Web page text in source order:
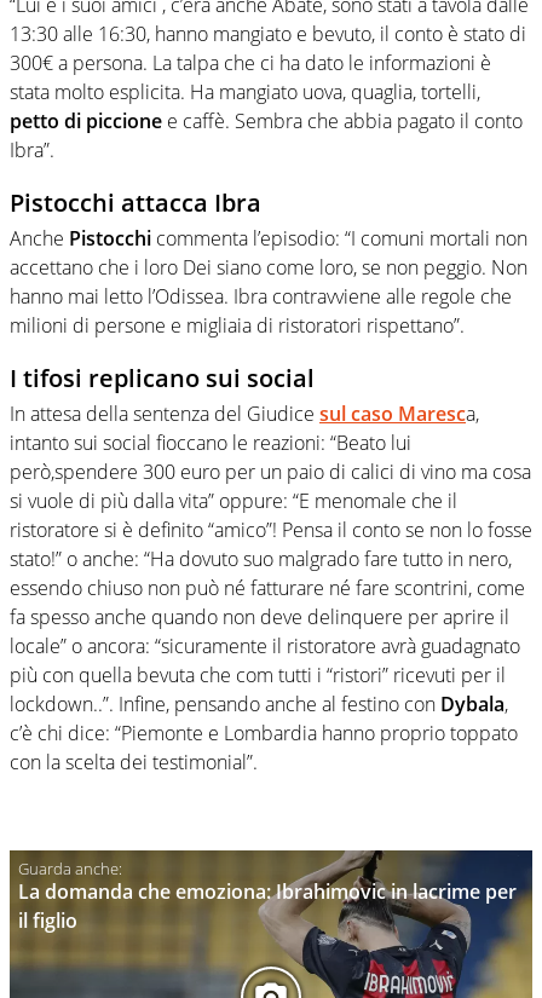
13:30 alle 16:30, hanno mangiato e bevuto, il conto è stato di
300€ a persona. La talpa che ci ha dato le informazioni è
stata molto esplicita. Ha mangiato uova, quaglia, tortelli,
petto di piccione e caffè. Sembra che abbia pagato il conto
Ibra”.
Pistocchi attacca Ibra
Anche Pistocchi commenta l’episodio: “I comuni mortali non
accettano che i loro Dei siano come loro, se non peggio. Non
hanno mai letto l’Odissea. Ibra contravviene alle regole che
milioni di persone e migliaia di ristoratori rispettano”.
I tifosi replicano sui social
In attesa della sentenza del Giudice sul caso Maresca,
intanto sui social fioccano le reazioni: “Beato lui
però,spendere 300 euro per un paio di calici di vino ma cosa
si vuole di più dalla vita” oppure: “E menomale che il
ristoratore si è definito “amico”! Pensa il conto se non lo fosse
stato!” o anche: “Ha dovuto suo malgrado fare tutto in nero,
essendo chiuso non può né fatturare né fare scontrini, come
fa spesso anche quando non deve delinquere per aprire il
locale” o ancora: “sicuramente il ristoratore avrà guadagnato
più con quella bevuta che com tutti i “ristori” ricevuti per il
lockdown..”. Infine, pensando anche al festino con Dybala,
c’è chi dice: “Piemonte e Lombardia hanno proprio toppato
con la scelta dei testimonial”.
La domanda che emoziona: Ibrahimovic in lacrime per
il figlio